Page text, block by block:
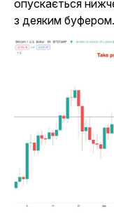
опускається
з деяким буфером.